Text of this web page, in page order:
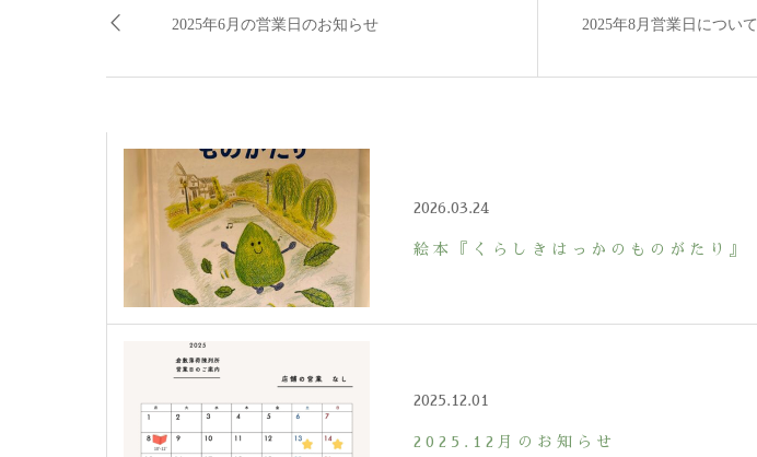
2025年6月の営業日のお知らせ 2025年8月営業日について
2026.03.24
絵本『くらしきはっかのものがたり』
2025.12.01
2025.12月のお知らせ